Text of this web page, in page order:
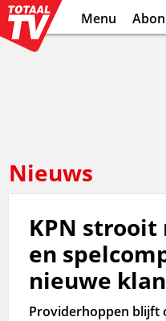
Menu
Nieuws
KPN
en
nieuwe
Providerhoppen blijft